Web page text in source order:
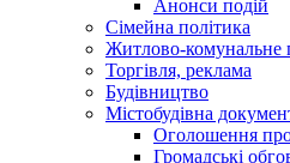
Анонси подій
Сімейна політика
Житлово-комунальне
Торгівля, реклама
Будівництво
Містобудівна
Оголошення
Громадські